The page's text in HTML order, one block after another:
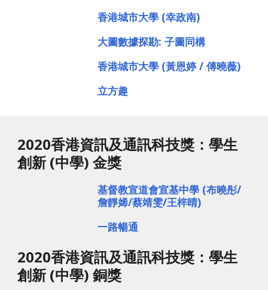
香港城市大學 (幸政南)
大圖數據探勘: 子圖同構
香港城市大學 (黃恩婷 / 傅曉薇)
立方趣
2020香港資訊及通訊科技獎：學生
創新 (中學) 金獎
基督教宣道會宣基中學 (布曉彤/
詹靜㛓/蔡靖雯/王梓晴)
一路暢通
2020香港資訊及通訊科技獎：學生
創新 (中學) 銅獎